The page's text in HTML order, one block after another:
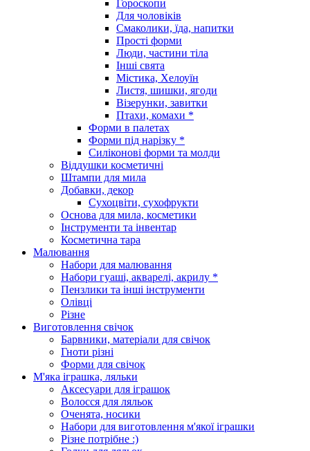
Гороскопи
Для чоловіків
Смаколики, їда, напитки
Прості форми
Люди, частини тіла
Інші свята
Містика, Хелоуїн
Листя, шишки, ягоди
Візерунки, завитки
Птахи, комахи *
Форми в палетах
Форми під нарізку *
Силіконові форми та молди
Віддушки косметичні
Штампи для мила
Добавки, декор
Сухоцвіти, сухофрукти
Основа для мила, косметики
Інструменти та інвентар
Косметична тара
Малювання
Набори для малювання
Набори гуаші, акварелі, акрилу *
Пензлики та інші інструменти
Олівці
Різне
Виготовлення свічок
Барвники, матеріали для свічок
Гноти різні
Форми для свічок
М'яка іграшка, ляльки
Аксесуари для іграшок
Волосся для ляльок
Оченята, носики
Набори для виготовлення м'якої іграшки
Різне потрібне :)